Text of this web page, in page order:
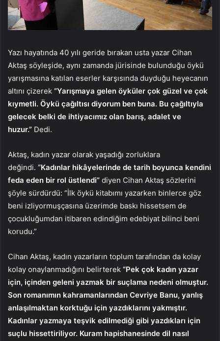
Yazı hayatında 40 yılı geride bırakan usta yazar Cihan
Aktaş söyleşide, aynı zamanda jürisinde bulunduğu öykü
yarışmasına katılan eserler karşısında duyduğu heyecanın
altını çizerek “Yarışmaya gelen öyküler çok güzel ve çok
kıymetli. Öykü çağıltısı diyorum ben buna. Bu çağıltıyla
gelecek belki de ihtiyacımız olan barış, adalet ve
huzur.” Dedi.
Aktaş, kadın yazar olarak yaşadığı zorluklara
değindi. “Kadınlar hikâyelerinde de tarih boyunca kendini
feda eden bir rol üstlendi” diyen Cihan Aktaş sözlerini
şöyle sürdürdü: “İlk öykü kitabımı yazarken binlerce göz
beni izliyormuşçasına üzerimde baskı hissetsem de
çocukluğumdan itibaren edindiğim edebiyat bilinci beni
korudu.”
Cihan Aktaş, kadın yazarların toplum tarafından da kolay
kolay onaylanmadığını belirterek “Pek çok kadın yazar
için, içinden geleni yazmak bir suçlama nedeni olmuştur.
Son romanımın kahramanlarından Cevriye Banu, yanlış
anlaşılmaktan korktuğu için yazdıklarını yakmıştır.
Kadınlar yazmaya teşvik edilmediği gibi yazdıkları için
suçlu hissettiriliyor. Kuram hapishanesinde dil nasıl